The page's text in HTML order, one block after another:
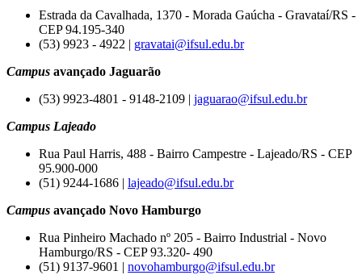
Estrada da Cavalhada, 1370 - Morada Gaúcha - Gravataí/RS -
CEP 94.195-340
(53) 9923 - 4922 | gravatai@ifsul.edu.br
Campus avançado Jaguarão
(53) 9923-4801 - 9148-2109 | jaguarao@ifsul.edu.br
Campus Lajeado
Rua Paul Harris, 488 - Bairro Campestre - Lajeado/RS - CEP
95.900-000
(51) 9244-1686 | lajeado@ifsul.edu.br
Campus avançado Novo Hamburgo
Rua Pinheiro Machado nº 205 - Bairro Industrial - Novo
Hamburgo/RS - CEP 93.320- 490
(51) 9137-9601 | novohamburgo@ifsul.edu.br